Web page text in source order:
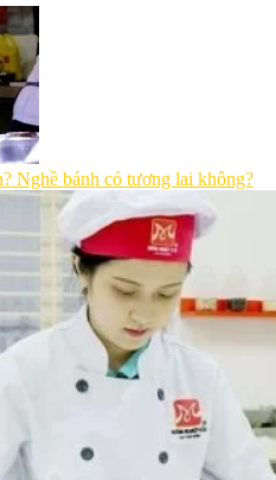
Nghề bánh có tương lai không?